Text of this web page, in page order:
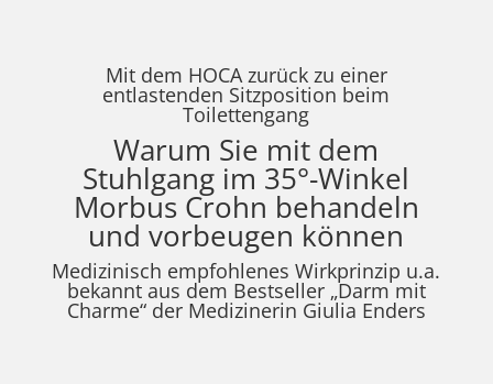
Mit dem HOCA zurück zu einer
entlastenden Sitzposition beim
Toilettengang
Warum Sie mit dem
Stuhlgang im 35°-Winkel
Morbus Crohn behandeln
und vorbeugen können
Medizinisch empfohlenes Wirkprinzip u.a.
bekannt aus dem Bestseller „Darm mit
Charme“ der Medizinerin Giulia Enders